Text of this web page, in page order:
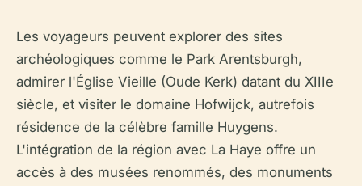
Les voyageurs peuvent explorer des sites
archéologiques comme le Park Arentsburgh,
admirer l'Église Vieille (Oude Kerk) datant du XIIIe
siècle, et visiter le domaine Hofwijck, autrefois
résidence de la célèbre famille Huygens.
L'intégration de la région avec La Haye offre un
accès à des musées renommés, des monuments